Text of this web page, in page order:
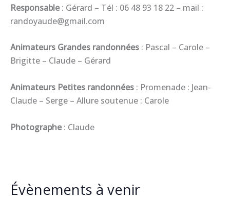
Responsable: Gérard – Tél : 06 48 93 18 22 – mail :
randoyaude@gmail.com
Animateurs Grandes randonnées : Pascal – Carole –
Brigitte – Claude – Gérard
Animateurs Petites randonnées : Promenade : Jean-
Claude – Serge – Allure soutenue : Carole
Photographe: Claude
Évènements à venir